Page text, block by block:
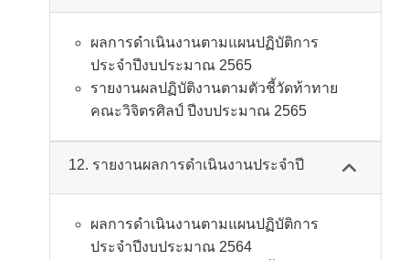
ผลการดำเนินงานตามแผนปฏิบัติการ
ประจำปีงบประมาณ 2565
รายงานผลปฏิบัติงานตามตัวชี้วัดท้าทาย
คณะวิจิตรศิลป์ ปีงบประมาณ 2565
12. รายงานผลการดำเนินงานประจำปี
ผลการดำเนินงานตามแผนปฏิบัติการ
ประจำปีงบประมาณ 2564